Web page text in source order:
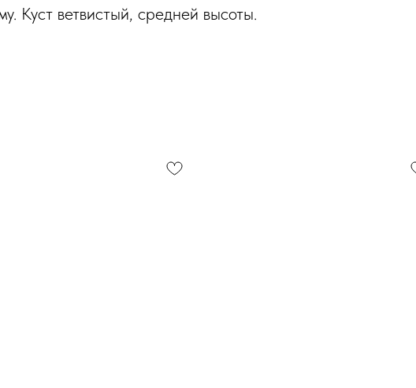
Куст ветвистый, средней высоты.